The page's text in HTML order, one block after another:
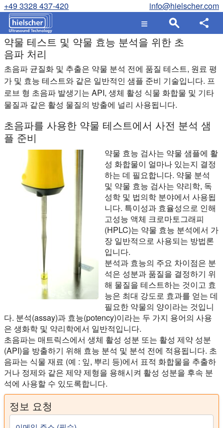
+49 3328 437-420 info@hielscher.com
약물 테스트 및 약물 효능 분석을 위한 초
음파 처리
초음파 균질화 및 추출은 약물 분석 전에 품질 테스트, 원료 평
가 및 효능 테스트와 같은 일반적인 샘플 준비 기술입니다. 프
로브 형 초음파 발생기는 API, 생체 활성 식물 화합물 및 기타
물질과 같은 활성 물질의 방출에 널리 사용됩니다.
초음파를 사용한 약물 테스트에서 사전 분석 샘
플 준비
약물 효능 검사는 약물 샘플에 활
성 화합물이 얼마나 있는지 결정
하는 데 필요합니다. 약물 분석
및 약물 효능 검사는 약리학, 독
성학 및 법의학 분야에서 사용됩
니다. 특이성과 효율성으로 인해
고성능 액체 크로마토그래피
(HPLC)는 약물 효능 분석에서 가
장 일반적으로 사용되는 방법론
입니다.
분석과 효능의 주요 차이점은 분
석은 성분과 품질을 결정하기 위
해 물질을 테스트하는 것이고 효
능은 최대 강도로 효과를 얻는 데
필요한 약물의 양이라는 것입니
다. 분석(assay)과 효능(potency)이라는 두 가지 용어의 사용
은 생화학 및 약리학에서 일반적입니다.
초음파는 매트릭스에서 생체 활성 성분 또는 활성 제약 성분
(API)을 방출하기 위해 효능 분석 및 분석 전에 적용됩니다. 초
음파는 식물 재료 (예 : 잎, 뿌리 등)에서 표적 화합물을 추출하
거나 정제와 같은 제약 제형을 용해시켜 활성 성분을 후속 분
석에 사용할 수 있도록합니다.
정보 요청